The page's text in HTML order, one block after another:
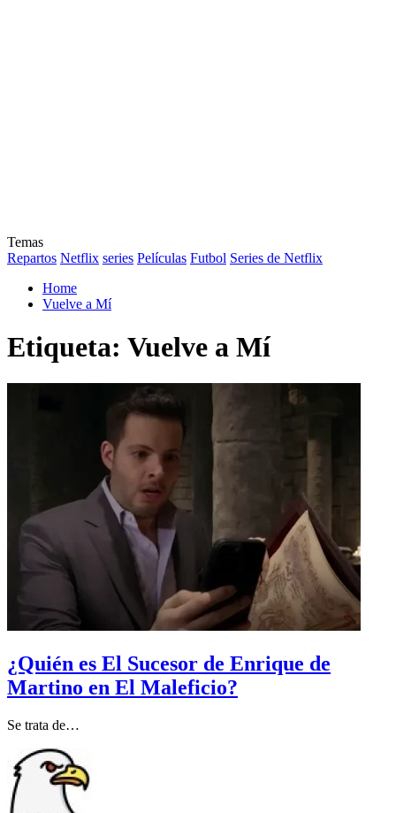
Temas
Repartos Netflix series Películas Futbol Series de Netflix
Home
Vuelve a Mí
Etiqueta: Vuelve a Mí
¿Quién es El Sucesor de Enrique de
Martino en El Maleficio?
Se trata de…